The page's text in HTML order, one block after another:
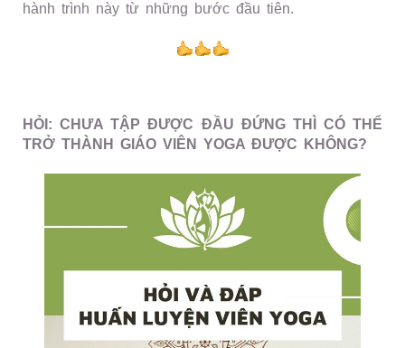
hành trình này từ những bước đầu tiên.
HỎI: CHƯA TẬP ĐƯỢC ĐẦU ĐỨNG THÌ CÓ THỂ
TRỞ THÀNH GIÁO VIÊN YOGA ĐƯỢC KHÔNG?